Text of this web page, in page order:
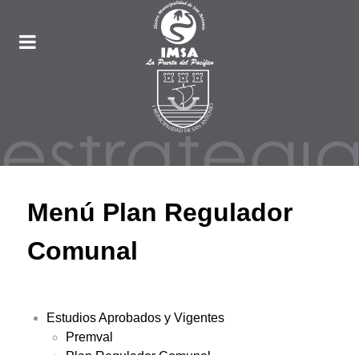
Menú Plan Regulador
Comunal
Estudios Aprobados y Vigentes
Premval